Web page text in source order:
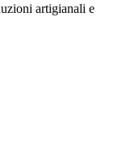
artigianali e